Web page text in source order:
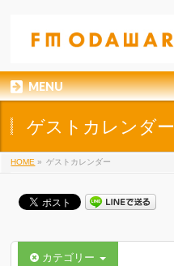
MENU
ゲストカレンダー
HOME » ゲストカレンダー
カテゴリー